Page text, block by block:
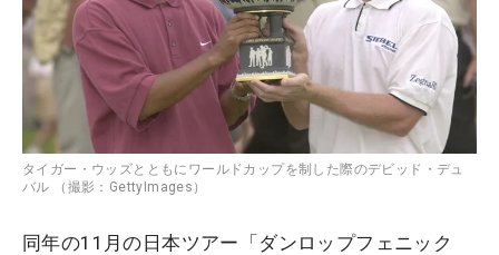
タイガー・ウッズとともにワールドカップを制した際のデビッド・デュ
バル （撮影：GettyImages）
同年の11月の日本ツアー「ダンロップフェニック